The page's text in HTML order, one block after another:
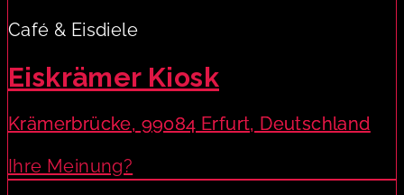
Café & Eisdiele
Eiskrämer Kiosk
Krämerbrücke, 99084 Erfurt, Deutschland
Ihre Meinung?